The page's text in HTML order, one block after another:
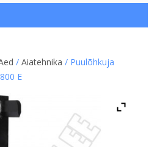
/ Aiatehnika / Puulõhkuja
E